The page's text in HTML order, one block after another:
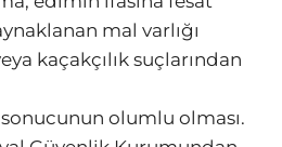
mal varlığı
kaçakçılık suçlarından
olumlu olması.